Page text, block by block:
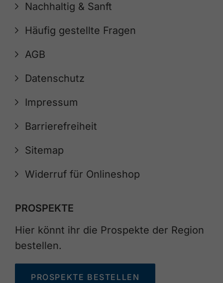
Nachhaltig & Sanft
Häufig gestellte Fragen
AGB
Datenschutz
Impressum
Barrierefreiheit
Sitemap
Widerruf für Onlineshop
PROSPEKTE
Hier könnt ihr die Prospekte der Region
bestellen.
PROSPEKTE BESTELLEN